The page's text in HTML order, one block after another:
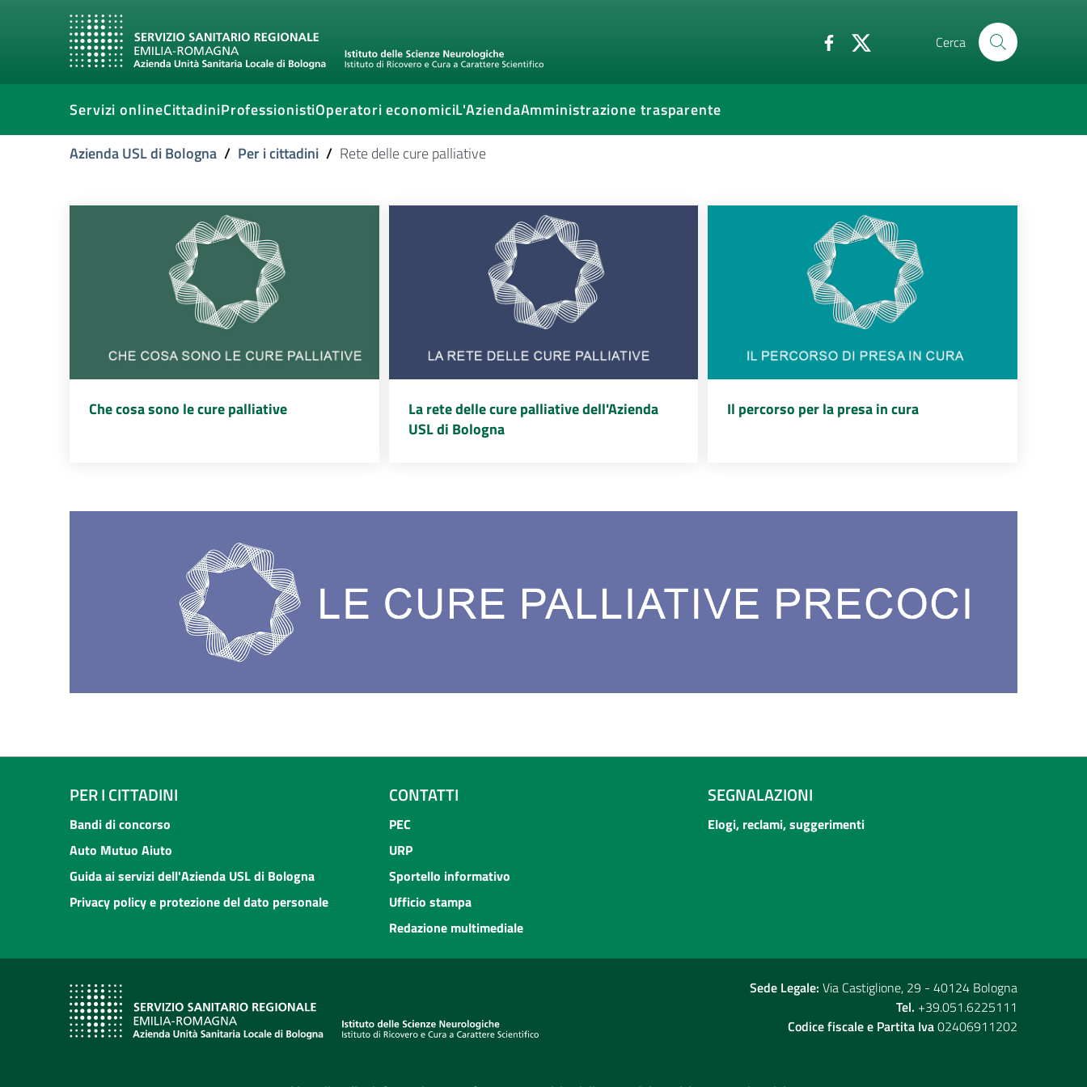
Cerca
Servizi onlineCittadiniProfessionistiOperatori economiciL'AziendaAmministrazione trasparente
Azienda USL di Bologna / Per i cittadini / Rete delle cure palliative
Che cosa sono le cure palliative
La rete delle cure palliative dell'Azienda
USL di Bologna
Il percorso per la presa in cura
PER I CITTADINI
Bandi di concorso
Auto Mutuo Aiuto
Guida ai servizi dell'Azienda USL di Bologna
Privacy policy e protezione del dato personale
CONTATTI
PEC
URP
Sportello informativo
Ufficio stampa
Redazione multimediale
SEGNALAZIONI
Elogi, reclami, suggerimenti
Sede Legale: Via Castiglione, 29 - 40124 Bologna
Tel. +39.051.6225111
Codice fiscale e Partita Iva02406911202